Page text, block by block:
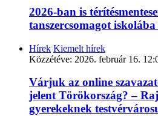
2026-ban is
tanszercsomagot
Hírek Kiemelt hírek
Közzétéve: 2026. február 16.
Várjuk az online
jelent Törökország? –
gyerekeknek